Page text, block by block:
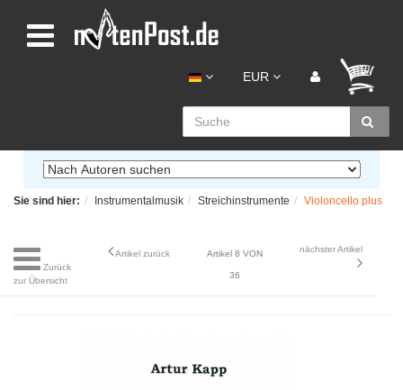
EUR
Sie sind hier: Instrumentalmusik Streichinstrumente Violoncello plus
Zurück
zur Übersicht
Artikel zurück Artikel 8 VON
36
nächster Artikel